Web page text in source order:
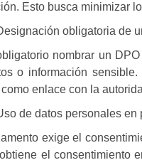
. Esto busca minimizar
obligatoria de
nombrar un
o información
enlace con la
de datos personales en
exige el
el consentimiento